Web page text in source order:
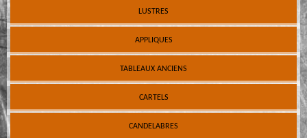
LUSTRES
APPLIQUES
TABLEAUX ANCIENS
CARTELS
CANDELABRES